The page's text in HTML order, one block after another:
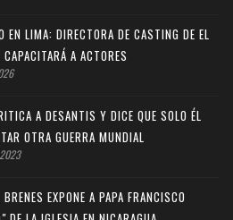
EN LIMA: DIRECTORA DE CASTING DE EL
A ACTORES
A DESANTIS Y DICE QUE SOLO ÉL
OTRA GUERRA MUNDIAL
BRENES EXPONE A PAPA FRANCISCO